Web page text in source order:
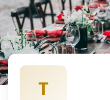
Etusivu
Pitopalvelu
T